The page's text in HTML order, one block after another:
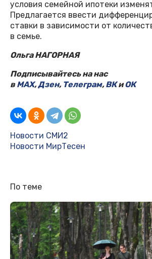
условия семейной ипотеки
Предлагается ввести
ставки в зависимости от
в семье.
Ольга НАГОРНАЯ
Подписывайтесь на нас
вMAX,Дзен, Телеграм,ВКиОК
Новости СМИ2
Новости МирТесен
По теме